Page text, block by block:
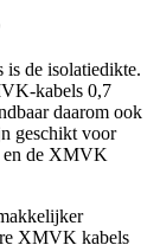
de isolatiedikte.
kabels 0,7
daarom ook
geschikt voor
en de XMVK
XMVK kabels